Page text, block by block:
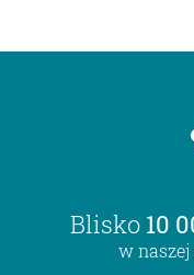
Blisko 10
w